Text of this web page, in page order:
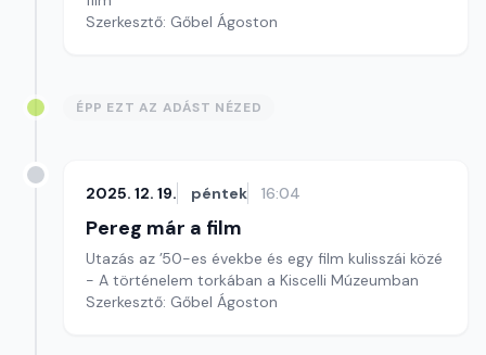
Szerkesztő: Gőbel Ágoston
ÉPP EZT AZ ADÁST NÉZED
2025. 12. 19. péntek 16:04
Pereg már a film
Utazás az ’50-es évekbe és egy film kulisszái közé
- A történelem torkában a Kiscelli Múzeumban
Szerkesztő: Gőbel Ágoston